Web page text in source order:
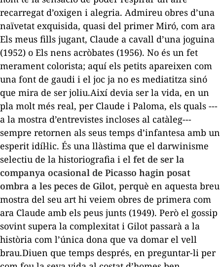
recarregat d’oxigen i alegria. Admireu obres d’una
naïvetat exquisida, quasi del primer Miró, com ara
Els meus fills jugant, Claude a cavall d’una joguina
(1952) o Els nens acròbates (1956). No és un fet
merament colorista; aquí els petits apareixen com
una font de gaudi i el joc ja no es mediatitza sinó
que mira de ser joliu.Així devia ser la vida, en un
pla molt més real, per Claude i Paloma, els quals ---
a la mostra d’entrevistes incloses al catàleg---
sempre retornen als seus temps d’infantesa amb un
esperit idíl·lic. És una llàstima que el darwinisme
selectiu de la historiografia i el fet de ser la
companya ocasional de Picasso hagin posat
ombra a les peces de Gilot, perquè en aquesta breu
mostra del seu art hi veiem obres de primera com
ara Claude amb els peus junts (1949). Però el gossip
sovint supera la complexitat i Gilot passarà a la
història com l’única dona que va domar el vell
brau.Diuen que temps després, en preguntar-li per